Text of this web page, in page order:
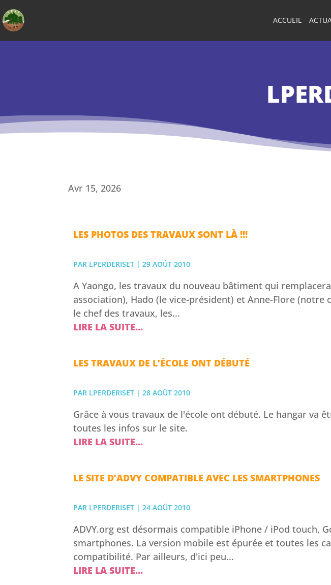
to
content
ACCUEIL
Avr 15, 2026
LES PHOTOS DES TRAVAUX SONT LÀ !!!
PAR LPERDERISET |29 AOÛT 2010
A Yaongo, les travaux du nouveau bâtiment qui
association), Hado (le vice-président) et Anne-Flore
le chef des travaux, les...
LIRE LA SUITE...
LES TRAVAUX DE L’ÉCOLE ONT DÉBUTÉ
PAR LPERDERISET |28 AOÛT 2010
Grâce à vous travaux de l'école ont débuté. Le hangar
toutes les infos sur le site.
LIRE LA SUITE...
LE SITE D’ADVY COMPATIBLE AVEC LES SMARTPHONES
PAR LPERDERISET |24 AOÛT 2010
ADVY.org est désormais compatible iPhone / iPod touch,
smartphones. La version mobile est épurée et toutes les
compatibilité. Par ailleurs, d'ici peu...
LIRE LA SUITE...